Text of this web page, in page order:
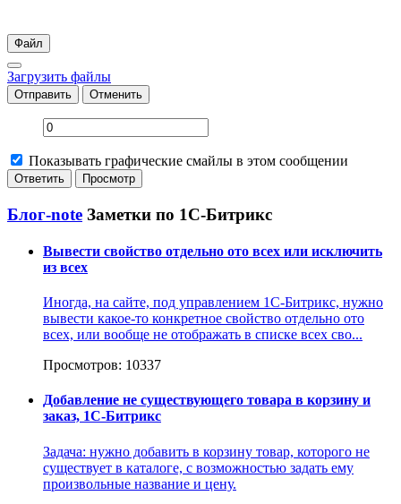
Файл
Загрузить файлы
Отправить Отменить
Показывать графические смайлы в этом сообщении
Блог-note Заметки по 1С-Битрикс
Вывести свойство отдельно ото всех или исключить
из всех
Иногда, на сайте, под управлением 1С-Битрикс, нужно
вывести какое-то конкретное свойство отдельно ото
всех, или вообще не отображать в списке всех сво...
Просмотров: 10337
Добавление не существующего товара в корзину и
заказ, 1С-Битрикс
Задача: нужно добавить в корзину товар, которого не
существует в каталоге, с возможностью задать ему
произвольные название и цену.